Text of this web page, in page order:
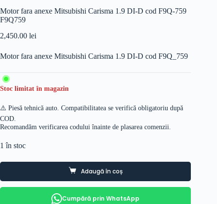
Motor fara anexe Mitsubishi Carisma 1.9 DI-D cod F9Q-759
F9Q759
2,450.00 lei
Motor fara anexe Mitsubishi Carisma 1.9 DI-D cod F9Q_759
Stoc limitat în magazin
⚠️ Piesă tehnică auto. Compatibilitatea se verifică obligatoriu după
COD.
Recomandăm verificarea codului înainte de plasarea comenzii.
1 în stoc
Adaugă în coș
Cumpără prin WhatsApp